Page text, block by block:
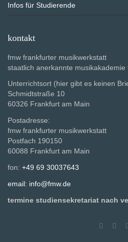
Infos für Studierende
kontakt
fmw frankfurter musikwerkstatt
staatlich anerkannte
Unterrichtsort (hier gibt es keinen
Schmidtstraße 10
60326 Frankfurt am Main
Postadresse:
fmw frankfurter musikwerkstatt
Postfach 190150
60088 Frankfurt am Main
fon: +49 69 30037643
email: info@fmw.de
termine studiensekretariat nach